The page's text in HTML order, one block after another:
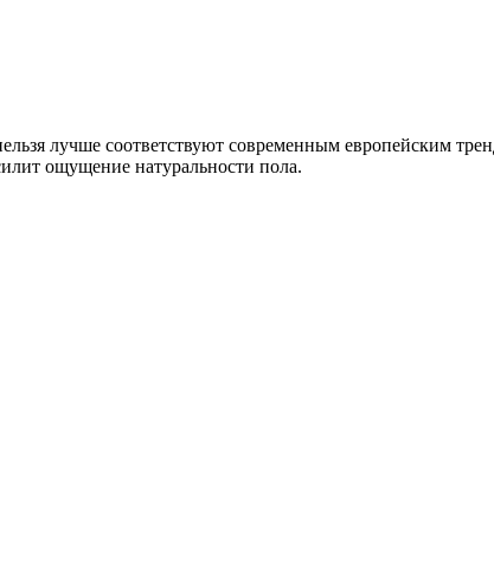
лучше соответствуют современным европейским
ощущение натуральности пола.